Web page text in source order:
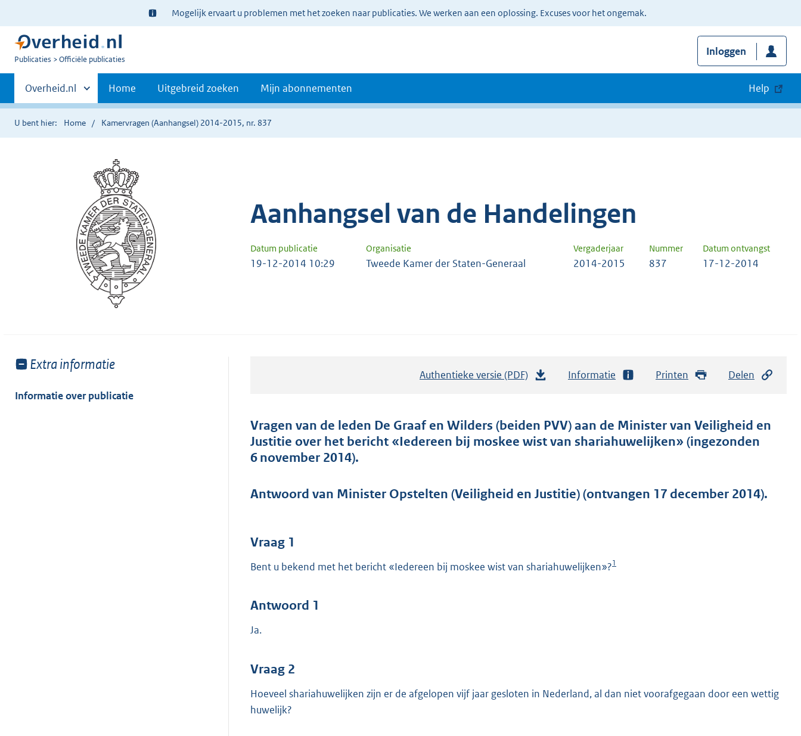
Ter
informatie:
Mogelijk ervaart u problemen met het zoeken naar publicaties. We werken aan een oplossing. Excuses voor het ongemak.
U
Publicaties Officiële publicaties
Inloggen
Primaire
navigatie
Andere
sites
binnen
Overheid.nl Home Uitgebreid zoeken Mijn abonnementen Help
U bent hier: Home Kamervragen (Aanhangsel) 2014-2015, nr. 837
Aanhangsel van de Handelingen
Datum publicatie Organisatie Vergaderjaar Nummer Datum ontvangst
19-12-2014 10:29 Tweede Kamer der Staten-Generaal 2014-2015 837 17-12-2014
Toon
van:
Extra informatie
Informatie over publicatie
Authentieke versie (PDF)
t
a
t
Informatie Printen Delen
Vragen van de leden De Graaf en Wilders (beiden PVV) aan de Minister van Veiligheid en
Justitie over het bericht «Iedereen bij moskee wist van shariahuwelijken» (ingezonden
6 november 2014).
Antwoord van Minister Opstelten (Veiligheid en Justitie) (ontvangen 17 december 2014).
Vraag 1
Bent u bekend met het bericht «Iedereen bij moskee wist van shariahuwelijken»?1
Antwoord 1
Ja.
Vraag 2
Hoeveel shariahuwelijken zijn er de afgelopen vijf jaar gesloten in Nederland, al dan niet voorafgegaan door een wettig
huwelijk?